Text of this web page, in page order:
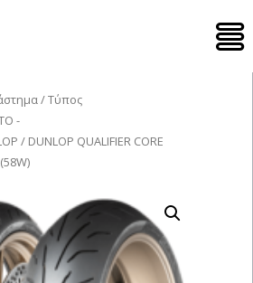
/Τύπος
-
/ DUNLOP QUALIFIER CORE